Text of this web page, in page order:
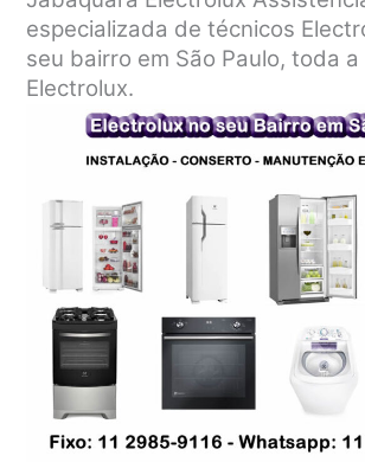
especializada de técnicos
seu bairro em São Paulo, toda
Electrolux.